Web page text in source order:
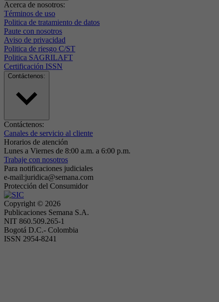
Acerca de nosotros:
Términos de uso
Politica de tratamiento de datos
Paute con nosotros
Aviso de privacidad
Politica de riesgo C/ST
Politica SAGRILAFT
Certificación ISSN
Contáctenos:
Contáctenos:
Canales de servicio al cliente
Horarios de atención
Lunes a Viernes de 8:00 a.m. a 6:00 p.m.
Trabaje con nosotros
Para notificaciones judiciales
e-mail:juridica@semana.com
Protección del Consumidor
Copyright © 2026
Publicaciones Semana S.A.
NIT 860.509.265-1
Bogotá D.C.- Colombia
ISSN 2954-8241